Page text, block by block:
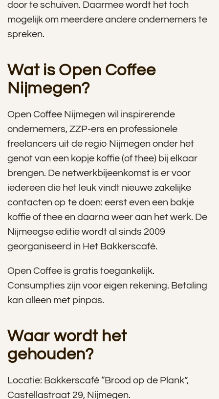
door te schuiven. Daarmee wordt het toch
mogelijk om meerdere andere ondernemers te
spreken.
Wat is Open Coffee
Nijmegen?
Open Coffee Nijmegen wil inspirerende
ondernemers, ZZP-ers en professionele
freelancers uit de regio Nijmegen onder het
genot van een kopje koffie (of thee) bij elkaar
brengen. De netwerkbijeenkomst is er voor
iedereen die het leuk vindt nieuwe zakelijke
contacten op te doen: eerst even een bakje
koffie of thee en daarna weer aan het werk. De
Nijmeegse editie wordt al sinds 2009
georganiseerd in Het Bakkerscafé.
Open Coffee is gratis toegankelijk.
Consumpties zijn voor eigen rekening. Betaling
kan alleen met pinpas.
Waar wordt het
gehouden?
Locatie: Bakkerscafé “Brood op de Plank”,
Castellastraat 29, Nijmegen.